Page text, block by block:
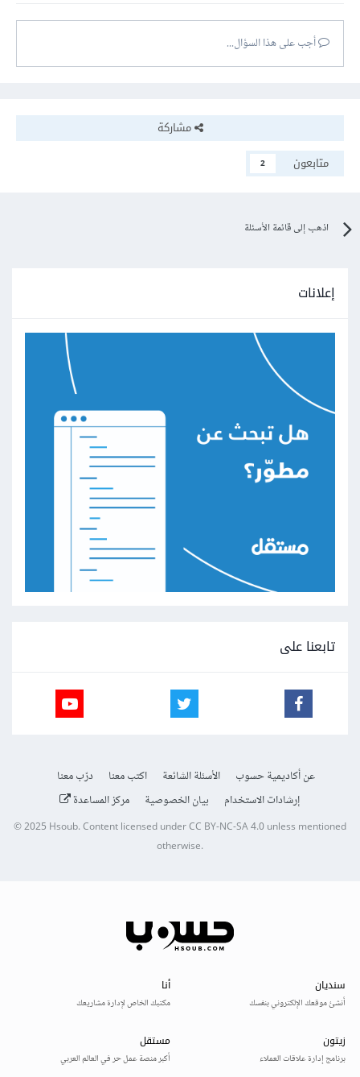
أجب على هذا السؤال...
مشاركة
متابعون
2
اذهب إلى قائمة الأسئلة
إعلانات
تابعنا على
عن أكاديمية حسوب الأسئلة الشائعة اكتب معنا
درّب معنا
إرشادات الاستخدام
بيان الخصوصية مركز المساعدة
© 2025Hsoub.Content licensed underCC BY-NC-SA 4.0unless mentioned
otherwise.